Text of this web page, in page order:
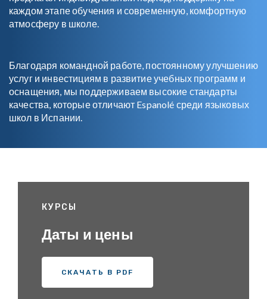
каждом этапе обучения и современную, комфортную
атмосферу в школе.
Благодаря командной работе, постоянному улучшению
услуг и инвестициям в развитие учебных программ и
оснащения, мы поддерживаем высокие стандарты
качества, которые отличают Espanolé среди языковых
школ в Испании.
КУРСЫ
Даты и цены
СКАЧАТЬ В PDF